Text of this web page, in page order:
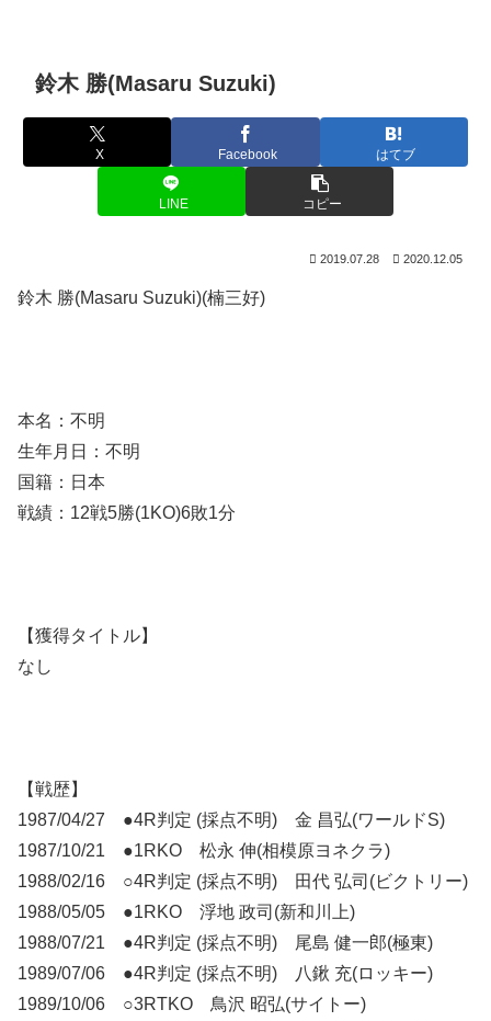
鈴木 勝(Masaru Suzuki)
X Facebook はてブ
LINE コピー
2019.07.28 2020.12.05
鈴木 勝(Masaru Suzuki)(楠三好)
本名：不明
生年月日：不明
国籍：日本
戦績：12戦5勝(1KO)6敗1分
【獲得タイトル】
なし
【戦歴】
1987/04/27 ●4R判定 (採点不明) 金 昌弘(ワールドS)
1987/10/21 ●1RKO 松永 伸(相模原ヨネクラ)
1988/02/16 ○4R判定 (採点不明) 田代 弘司(ビクトリー)
1988/05/05 ●1RKO 浮地 政司(新和川上)
1988/07/21 ●4R判定 (採点不明) 尾島 健一郎(極東)
1989/07/06 ●4R判定 (採点不明) 八鍬 充(ロッキー)
1989/10/06 ○3RTKO 鳥沢 昭弘(サイトー)